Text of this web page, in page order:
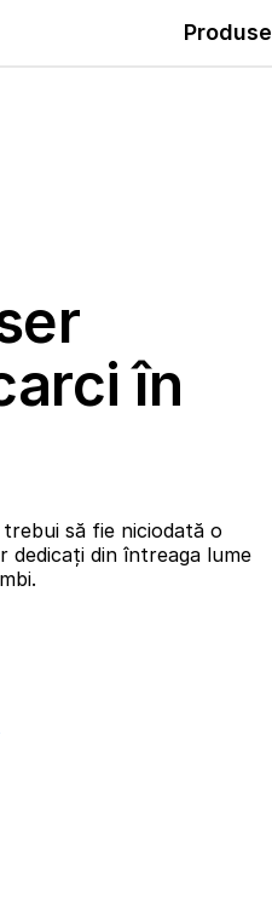
Produse
în
să fie niciodată o
din întreaga lume